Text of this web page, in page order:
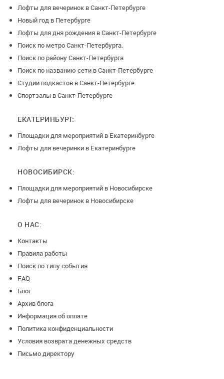
Лофты для вечеринок в Санкт-Петербурге
Новый год в Петербурге
Лофты для дня рождения в Санкт-Петербурге
Поиск по метро Санкт-Петербурга.
Поиск по району Санкт-Петербурга
Поиск по названию сети в Санкт-Петербурге
Студии подкастов в Санкт-Петербурге
Спортзалы в Санкт-Петербурге
ЕКАТЕРИНБУРГ:
Площадки для мероприятий в Екатеринбурге
Лофты для вечеринки в Екатеринбурге
НОВОСИБИРСК:
Площадки для мероприятий в Новосибирске
Лофты для вечеринок в Новосибирске
О НАС:
Контакты
Правила работы
Поиск по типу события
FAQ
Блог
Архив блога
Информация об оплате
Политика конфиденциальности
Условия возврата денежных средств
Письмо директору